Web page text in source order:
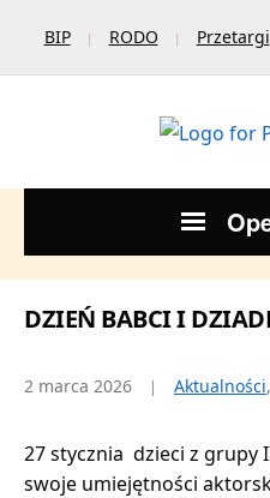
BIP RODO Przetargi
DZIEŃ BABCI I
2 marca 2026 Aktualności,
27 stycznia dzieci z grupy
swoje umiejętności